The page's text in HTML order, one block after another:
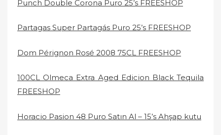
Punch Double Corona Puro 25’s FREESHOP
Partagas Super Partagás Puro 25’s FREESHOP
Dom Pérignon Rosé 2008 75CL FREESHOP
100CL Olmeca Extra Aged Edicion Black Tequila
FREESHOP
Horacio Pasion 48 Puro Satın Al – 15’s Ahşap kutu